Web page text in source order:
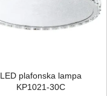
LED plafonska lampa
KP1021-⁠30C